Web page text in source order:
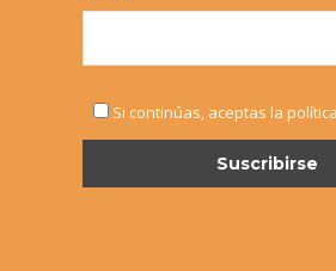
Si continúas, aceptas la